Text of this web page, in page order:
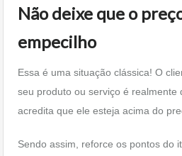
Não deixe que o
empecilho
Essa é uma situação clássica! O
seu produto ou serviço é realmente
acredita que ele esteja acima do
Sendo assim, reforce os pontos do